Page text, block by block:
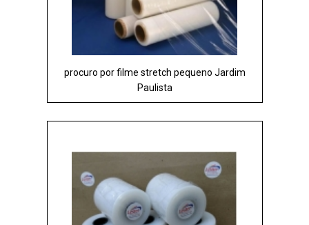
procuro por filme stretch pequeno Jardim
Paulista